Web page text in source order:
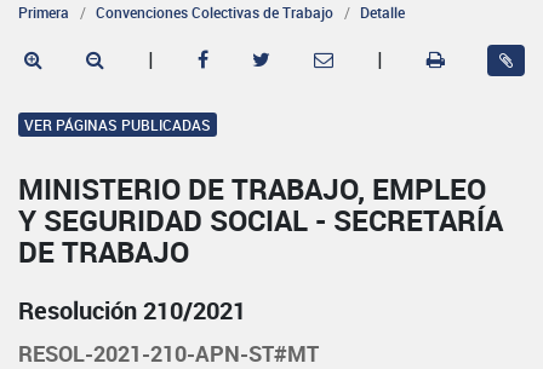
Primera Convenciones Colectivas de Trabajo Detalle
| |
VER PÁGINAS PUBLICADAS
MINISTERIO DE TRABAJO, EMPLEO
Y SEGURIDAD SOCIAL - SECRETARÍA
DE TRABAJO
Resolución 210/2021
RESOL-2021-210-APN-ST#MT